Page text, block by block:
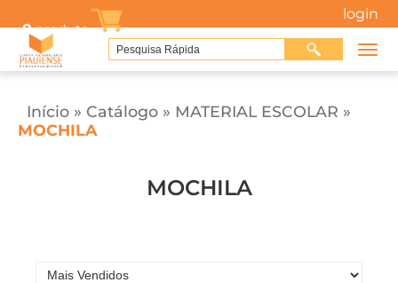
0produto
login
Início » Catálogo » MATERIAL ESCOLAR »
MOCHILA
MOCHILA